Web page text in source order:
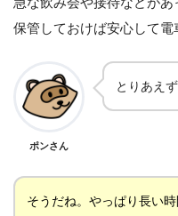
保管しておけば安心して電
ポンさん
とりあえ
そうだね。やっぱり長い